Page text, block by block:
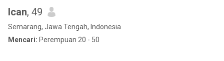
Ican, 49
Semarang, Jawa Tengah, Indonesia
Mencari: Perempuan 20 - 50